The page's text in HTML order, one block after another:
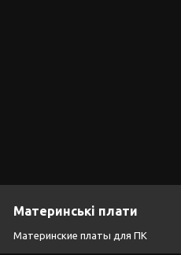
Материнські плати
Материнские платы для ПК